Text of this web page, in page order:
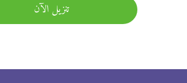
تنزيل الآن